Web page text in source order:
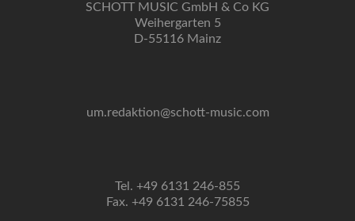
SCHOTT MUSIC GmbH & Co KG
Weihergarten 5
D-55116 Mainz
um.redaktion@schott-music.com
Tel. +49 6131 246-855
Fax. +49 6131 246-75855